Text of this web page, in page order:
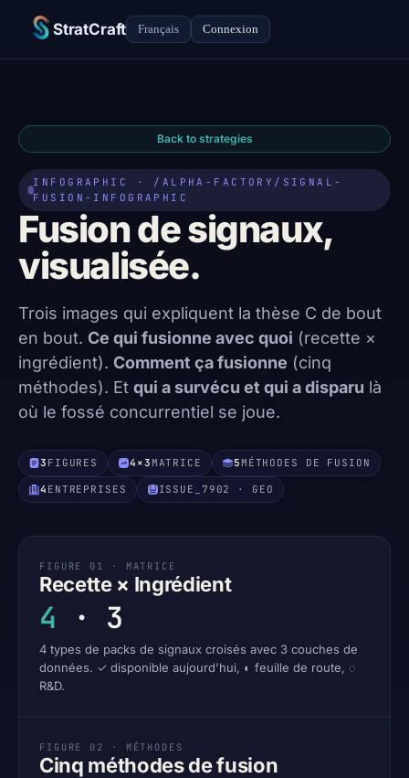
StratCraft Français Connexion
Back to strategies
INFOGRAPHIC · /ALPHA-FACTORY/SIGNAL-
FUSION-INFOGRAPHIC
Fusion de signaux,
visualisée.
Trois images qui expliquent la thèse C de bout
en bout. Ce qui fusionne avec quoi (recette ×
ingrédient). Comment ça fusionne (cinq
méthodes). Et qui a survécu et qui a disparu là
où le fossé concurrentiel se joue.
3 FIGURES 4×3 MATRICE 5 MÉTHODES DE FUSION
4 ENTREPRISES ISSUE_7902 · GEO
FIGURE 01 · MATRICE
Recette × Ingrédient
4 · 3
4 types de packs de signaux croisés avec 3 couches de
données. ✓ disponible aujourd'hui, ◐ feuille de route, ◌
R&D.
FIGURE 02 · MÉTHODES
Cinq méthodes de fusion